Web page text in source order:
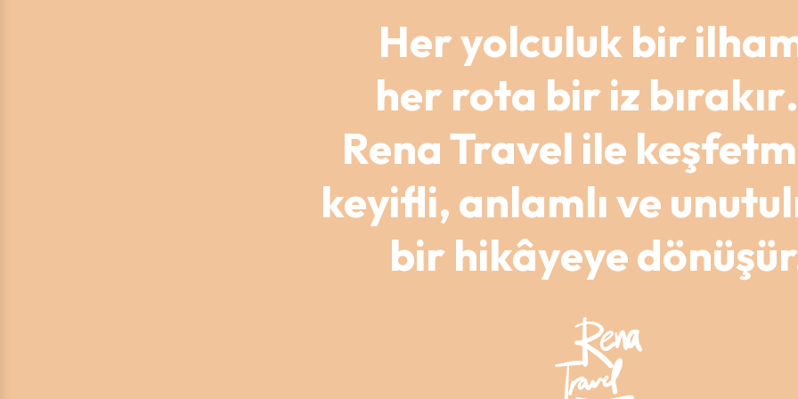
Her yolculuk bir
her rota bir iz
Rena Travel ile
keyifli, anlamlı ve
bir hikâyeye